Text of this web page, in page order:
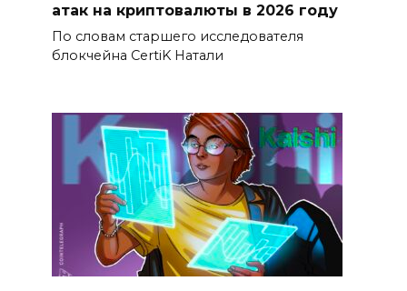
атак на криптовалюты в 2026 году
По словам старшего исследователя
блокчейна CertiK Натали